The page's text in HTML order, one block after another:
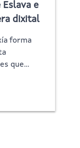
Eslava e
dixital
forma
que…